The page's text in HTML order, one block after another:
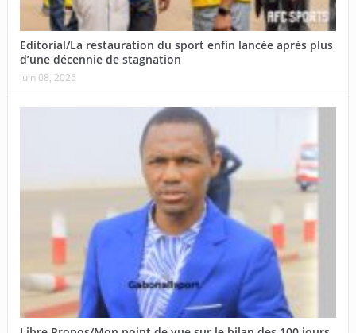
Editorial/La restauration du sport enfin lancée après plus
d’une décennie de stagnation
juin 08, 2026